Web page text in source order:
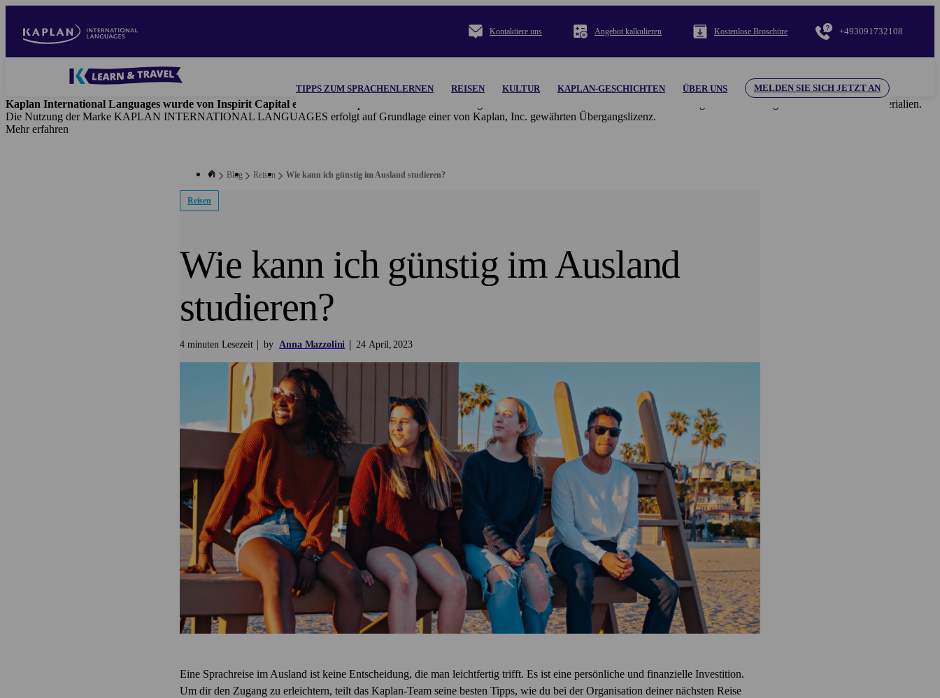
Inhalt
Kontaktiere uns Angebot kalkulieren Kostenlose Broschüre +493091732108
Blog
Main
navigation
TIPPS ZUM SPRACHENLERNEN REISEN KULTUR KAPLAN-GESCHICHTEN ÜBER UNS MELDEN SIE SICH JETZT AN
Kaplan International Languages wurde von Inspirit Capital erworben.
Kaplan Inc. und seine Tochtergesellschaften übernehmen keinerlei Verantwortung für die hier dargestellten Inhalte und Materialien.
Die Nutzung der Marke KAPLAN INTERNATIONAL LANGUAGES erfolgt auf Grundlage einer von Kaplan, Inc. gewährten Übergangslizenz.
Mehr erfahren
Blog Reisen Wie kann ich günstig im Ausland studieren?
Reisen
Wie kann ich günstig im Ausland
studieren?
4 minuten Lesezeit by Anna Mazzolini 24 April 2023
Eine Sprachreise im Ausland ist keine Entscheidung, die man leichtfertig trifft. Es ist eine persönliche und finanzielle Investition.
Um dir den Zugang zu erleichtern, teilt das Kaplan-Team seine besten Tipps, wie du bei der Organisation deiner nächsten Reise